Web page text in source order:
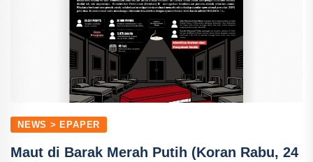
NEWS > EPAPER
Maut di Barak Merah Putih (Koran Rabu, 24